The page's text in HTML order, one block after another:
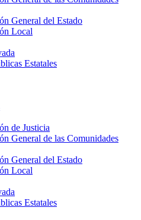
General del Estado
Local
Estatales
de Justicia
General de las Comunidades
General del Estado
Local
Estatales